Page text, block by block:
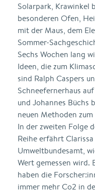
Solarpark, Krawinkel
besonderen Ofen,
mit der Maus, dem
Sommer-
Sechs Wochen lang
Ideen, die zum
sind Ralph Caspers
Schneefernerhaus
und Johannes Büchs
neuen Methoden
In der zweiten Folge
Reihe erfährt
Umweltbundesamt,
Wert gemessen wird.
haben die
immer mehr Co2 in